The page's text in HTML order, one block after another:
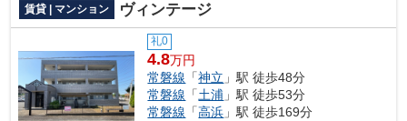
賃貸 | マンション ヴィンテージ
礼0
4.8万円
常磐線 「神立 」駅 徒歩48分
常磐線 「土浦 」駅 徒歩53分
常磐線 「高浜 」駅 徒歩169分